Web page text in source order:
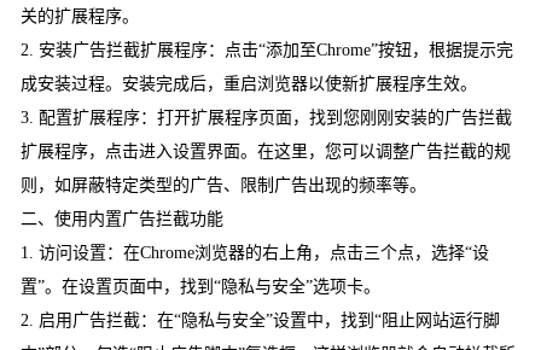
关的扩展程序。
2. 安装广告拦截扩展程序：点击“添加至Chrome”按钮，根据提示完
成安装过程。安装完成后，重启浏览器以使新扩展程序生效。
3. 配置扩展程序：打开扩展程序页面，找到您刚刚安装的广告拦截
扩展程序，点击进入设置界面。在这里，您可以调整广告拦截的规
则，如屏蔽特定类型的广告、限制广告出现的频率等。
二、使用内置广告拦截功能
1. 访问设置：在Chrome浏览器的右上角，点击三个点，选择“设
置”。在设置页面中，找到“隐私与安全”选项卡。
2. 启用广告拦截：在“隐私与安全”设置中，找到“阻止网站运行脚